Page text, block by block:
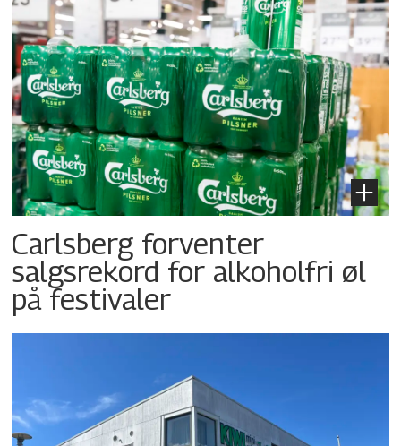
Carlsberg forventer
salgsrekord for alkoholfri øl
på festivaler